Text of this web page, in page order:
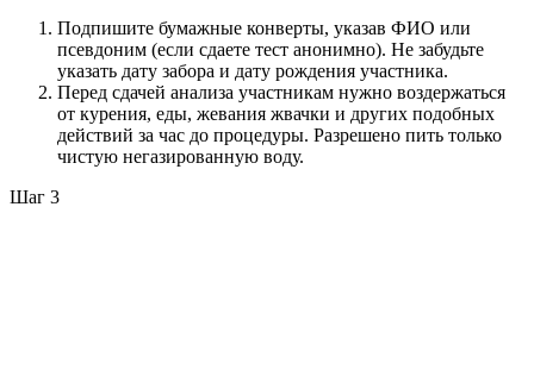
Подпишите бумажные конверты, указав ФИО или
псевдоним (если сдаете тест анонимно). Не забудьте
указать дату забора и дату рождения участника.
Перед сдачей анализа участникам нужно воздержаться
от курения, еды, жевания жвачки и других подобных
действий за час до процедуры. Разрешено пить только
чистую негазированную воду.
Шаг 3